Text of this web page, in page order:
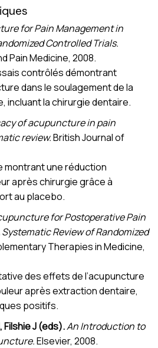
for Pain Management in
Controlled Trials.
Pain Medicine, 2008.
contrôlés démontrant
dans le soulagement de la
incluant la chirurgie dentaire.
of acupuncture in pain
review.British Journal of
montrant une réduction
après chirurgie grâce à
au placebo.
for Postoperative Pain
Review of Randomized
Therapies in Medicine,
des effets de l’acupuncture
après extraction dentaire,
positifs.
Filshie J (eds).An Introduction to
Elsevier, 2008.